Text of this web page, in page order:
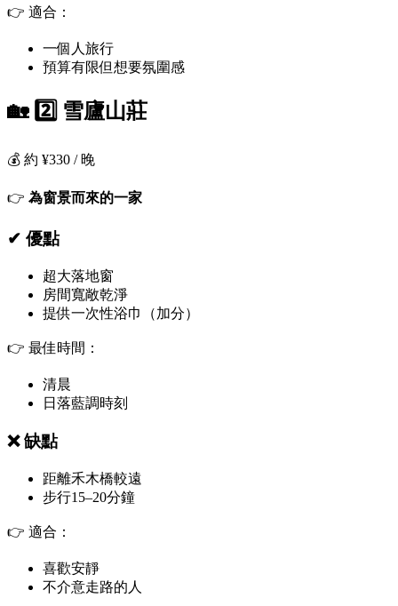
👉 適合：
一個人旅行
預算有限但想要氛圍感
🏡 2️⃣ 雪廬山莊
💰 約 ¥330 / 晚
👉 為窗景而來的一家
✔ 優點
超大落地窗
房間寬敞乾淨
提供一次性浴巾（加分）
👉 最佳時間：
清晨
日落藍調時刻
❌ 缺點
距離禾木橋較遠
步行15–20分鐘
👉 適合：
喜歡安靜
不介意走路的人